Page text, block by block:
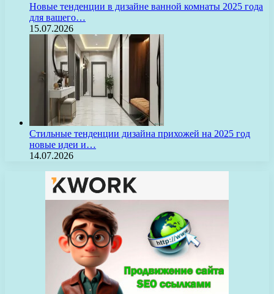
Новые тенденции в дизайне ванной комнаты 2025 года
для вашего…
15.07.2026
Стильные тенденции дизайна прихожей на 2025 год
новые идеи и…
14.07.2026